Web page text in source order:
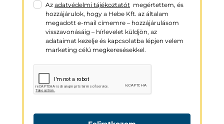
Az adatvédelmi tájékoztatót megértettem, és
hozzájárulok, hogy a Hebe Kft. az általam
megadott e-mail címemre – hozzájárulásom
visszavonásáig – hírlevelet küldjön, az
adataimat kezelje és kapcsolatba lépjen velem
marketing célú megkeresésekkel.